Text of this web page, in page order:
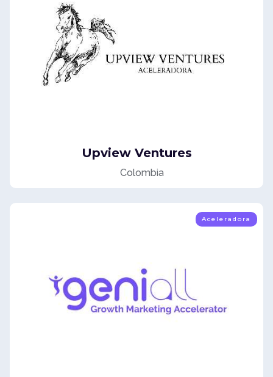
Upview Ventures
Colombia
Aceleradora